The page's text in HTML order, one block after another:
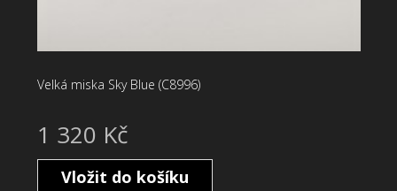
Velká miska Sky Blue (C8996)
1 320 Kč
Vložit do košíku